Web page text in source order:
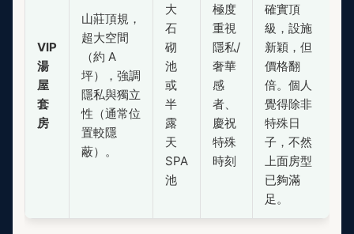
VIP
湯
屋
套
房
山莊頂規，
超大空間
（約 A
坪），強調
隱私與獨立
性（通常位
置較隱
蔽）。
大
石
砌
池
或
半
露
天
SPA
池
極度
重視
隱私/
奢華
感
者、
慶祝
特殊
時刻
確實頂
級，設施
新穎，但
價格翻
倍。個人
覺得除非
特殊日
子，不然
上面房型
已夠滿
足。